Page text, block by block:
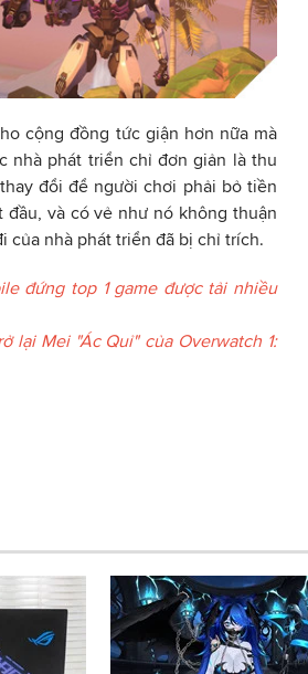
cộng đồng tức giận hơn nữa mà
nhà phát triển chỉ đơn giản là thu
đổi để người chơi phải bỏ tiền
và có vẻ như nó không thuận
của nhà phát triển đã bị chỉ trích.
đứng top 1 game được tải nhiều
lại Mei "Ác Quỉ" của Overwatch 1: